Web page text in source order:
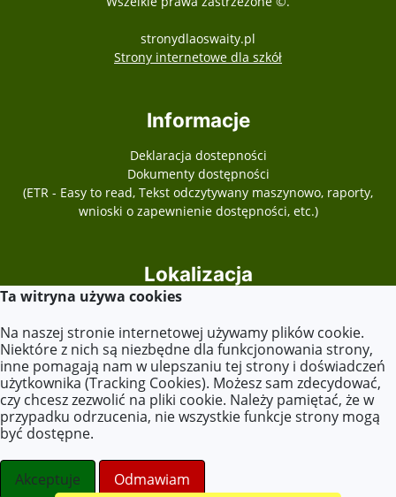
stronydlaoswaity.pl
Strony internetowe dla szkółotwiera się w
Informacje
Deklaracja dostepności
Dokumenty dostępności
(ETR - Easy to read, Tekst odczytywany maszynowo, raporty,
wnioski o zapewnienie dostępności, etc.)
Lokalizacja
62-540 Kleczew
Kontakt
Tel. +48 63 270 10 24
sekretariat@zsoit.pl
Ta witryna używa cookies
Na naszej stronie internetowej używamy plików cookie.
Niektóre z nich są niezbędne dla funkcjonowania strony,
inne pomagają nam w ulepszaniu tej strony i doświadczeń
użytkownika (Tracking Cookies). Możesz sam zdecydować,
czy chcesz zezwolić na pliki cookie. Należy pamiętać, że w
przypadku odrzucenia, nie wszystkie funkcje strony mogą
być dostępne.
Akceptuje Odmawiam